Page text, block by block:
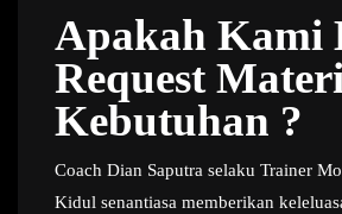
Apakah Kami
Request
Kebutuhan ?
Coach Dian Saputra selaku Trainer
Kidul senantiasa memberikan